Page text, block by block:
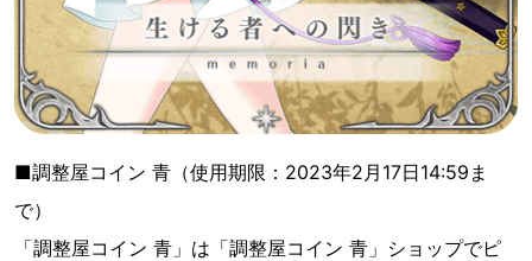
■調整屋コイン 青（使用期限：2023年2月17日14:59ま
で）
「調整屋コイン 青」は「調整屋コイン 青」ショップでピ